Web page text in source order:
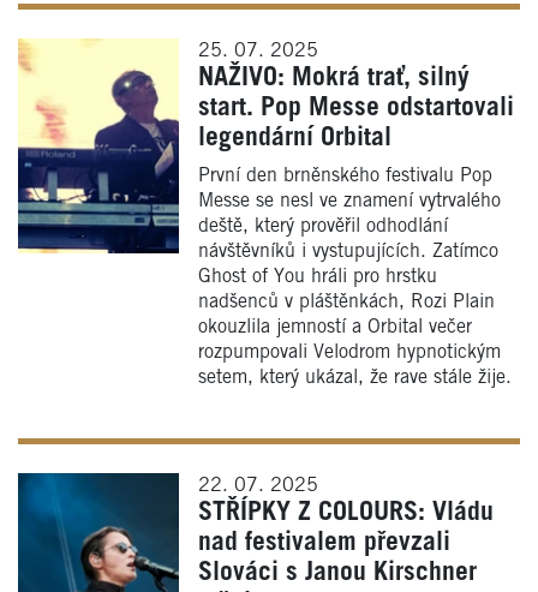
25. 07. 2025
NAŽIVO: Mokrá trať, silný
start. Pop Messe odstartovali
legendární Orbital
První den brněnského festivalu Pop
Messe se nesl ve znamení vytrvalého
deště, který prověřil odhodlání
návštěvníků i vystupujících. Zatímco
Ghost of You hráli pro hrstku
nadšenců v pláštěnkách, Rozi Plain
okouzlila jemností a Orbital večer
rozpumpovali Velodrom hypnotickým
setem, který ukázal, že rave stále žije.
22. 07. 2025
STŘÍPKY Z COLOURS: Vládu
nad festivalem převzali
Slováci s Janou Kirschner